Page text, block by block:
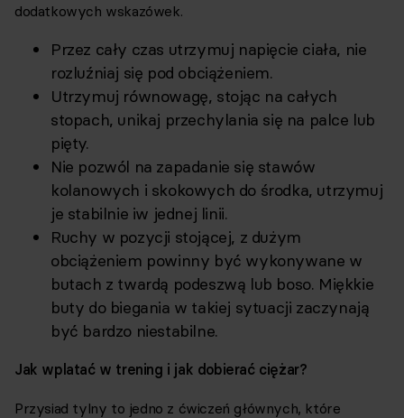
dodatkowych wskazówek.
Przez cały czas utrzymuj napięcie ciała, nie
rozluźniaj się pod obciążeniem.
Utrzymuj równowagę, stojąc na całych
stopach, unikaj przechylania się na palce lub
pięty.
Nie pozwól na zapadanie się stawów
kolanowych i skokowych do środka, utrzymuj
je stabilnie iw jednej linii.
Ruchy w pozycji stojącej, z dużym
obciążeniem powinny być wykonywane w
butach z twardą podeszwą lub boso. Miękkie
buty do biegania w takiej sytuacji zaczynają
być bardzo niestabilne.
Jak wplatać w trening i jak dobierać ciężar?
Przysiad tylny to jedno z ćwiczeń głównych, które